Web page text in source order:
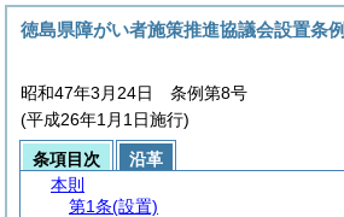
徳島県障がい者施策推進協議会設置条例
昭和47年3月24日 条例第8号
(平成26年1月1日施行)
条項目次
沿革
本則
第1条(設置)